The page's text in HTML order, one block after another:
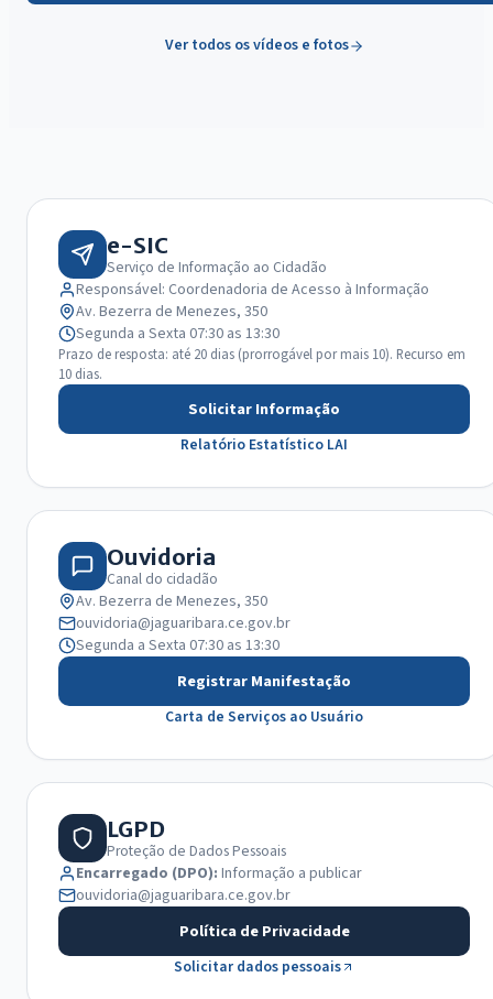
Ver todos os vídeos e fotos
Canais obrigatórios
e-SIC
Serviço de Informação ao Cidadão
Responsável: Coordenadoria de Acesso à Informação
Av. Bezerra de Menezes, 350
Segunda a Sexta 07:30 as 13:30
Prazo de resposta: até 20 dias (prorrogável por mais 10). Recurso em
10 dias.
Solicitar Informação
Relatório Estatístico LAI
Ouvidoria
Canal do cidadão
Av. Bezerra de Menezes, 350
ouvidoria@jaguaribara.ce.gov.br
Segunda a Sexta 07:30 as 13:30
Registrar Manifestação
Carta de Serviços ao Usuário
LGPD
Proteção de Dados Pessoais
Encarregado (DPO): Informação a publicar
ouvidoria@jaguaribara.ce.gov.br
Política de Privacidade
Solicitar dados pessoais